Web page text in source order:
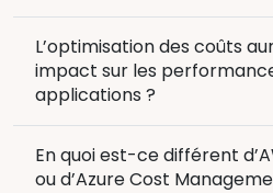
L’optimisation des coûts
impact sur les
applications ?
En quoi est-ce différent
ou d’Azure Cost